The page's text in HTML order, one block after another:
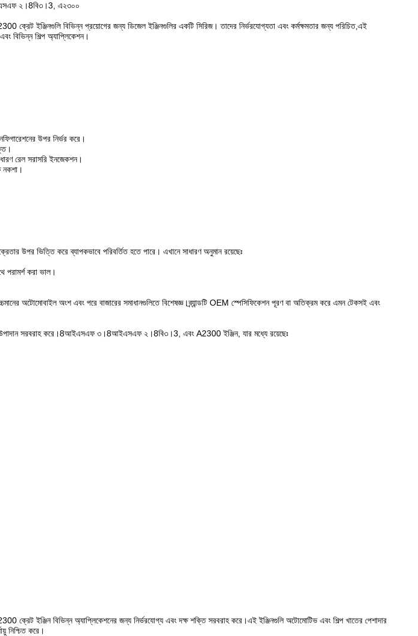
২।8বি৩।3, এ২৩০০
ইঞ্জিনগুলি বিভিন্ন প্রয়োগের জন্য ডিজেল ইঞ্জিনগুলির একটি সিরিজ। তাদের নির্ভরযোগ্যতা এবং কর্মক্ষমতার জন্য পরিচিত,এই
বিভিন্ন শিল্প অ্যাপ্লিকেশন।
উপর নির্ভর করে।
রেল সরাসরি ইনজেকশন।
নকশা।
উপর ভিত্তি করে ব্যাপকভাবে পরিবর্তিত হতে পারে। এখানে সাধারণ অনুমান রয়েছেঃ
পরামর্শ করা ভাল।
অটোমোবাইল অংশ এবং পরে বাজারের সমাধানগুলিতে বিশেষজ্ঞ।ব্র্যান্ডটি OEM স্পেসিফিকেশন পূরণ বা অতিক্রম করে এমন টেকসই এবং
সরবরাহ করে।8আইএসএফ ৩।8আইএসএফ ২।8বি৩।3, এবং A2300 ইঞ্জিন, যার মধ্যে রয়েছেঃ
ইঞ্জিন বিভিন্ন অ্যাপ্লিকেশনের জন্য নির্ভরযোগ্য এবং দক্ষ শক্তি সরবরাহ করে।এই ইঞ্জিনগুলি অটোমোটিভ এবং শিল্প খাতের পেশাদার
নিশ্চিত করে।